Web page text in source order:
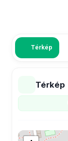
Térkép
Térkép